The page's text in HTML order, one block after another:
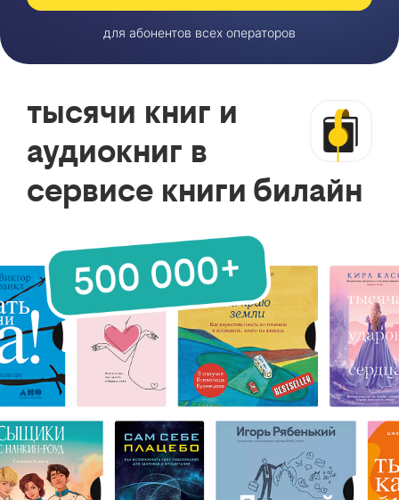
для абонентов всех операторов
тысячи книг и
аудиокниг в
сервисе книги билайн